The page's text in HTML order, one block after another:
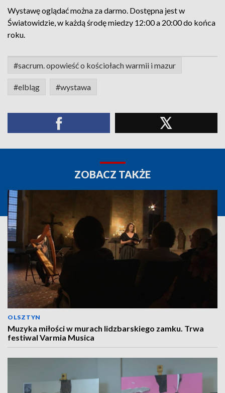
Wystawę oglądać można za darmo. Dostępna jest w
Światowidzie, w każdą środę miedzy 12:00 a 20:00 do końca
roku.
#sacrum. opowieść o kościołach warmii i mazur
#elbląg #wystawa
ZOBACZ TAKŻE
OLSZTYN
Muzyka miłości w murach lidzbarskiego zamku. Trwa
festiwal Varmia Musica